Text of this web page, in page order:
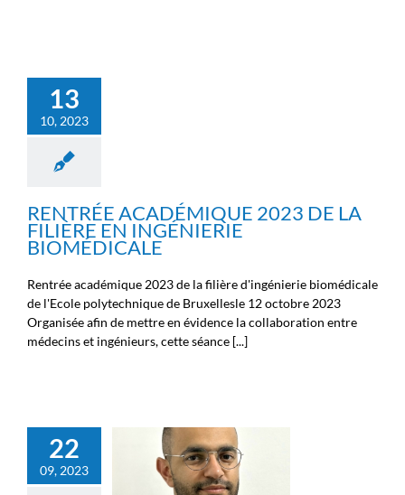
13
10, 2023
RENTRÉE ACADÉMIQUE 2023 DE LA
FILIÈRE EN INGÉNIERIE
BIOMÉDICALE
Rentrée académique 2023 de la filière d'ingénierie biomédicale
de l'Ecole polytechnique de Bruxellesle 12 octobre 2023
Organisée afin de mettre en évidence la collaboration entre
médecins et ingénieurs, cette séance [...]
22
09, 2023
2023-09 RAMZI BEN
HASSEN A PUBLIÉ UN
ARTICLE SUR LE
CAPTEUR DE FORCE TRI-